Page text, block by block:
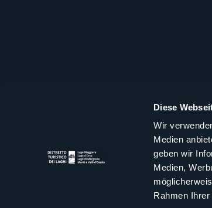
Diese
Wir
Medien
geben wir
Medien,
Rahmen
Distretto Turistico dei Laghi Scrl
Sede legale e operativa: Corso Italia 26 -
infoturismo@distrettolaghi.ite